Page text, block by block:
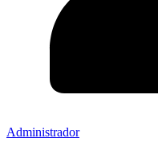
Administrador